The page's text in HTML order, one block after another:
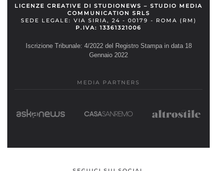
LICENZE CREATIVE DI STUDIONEWS – STUDIO MEDIA
COMMUNICATION SRLS
SEDE LEGALE: VIA SIRIA, 24 - 00179 - ROMA (RM)
P.IVA: 13361321006
Iscrizione Tribunale: 4/2022 del Registro Stampa in data 18
Gennaio 2022
MEDIA PARTNERS